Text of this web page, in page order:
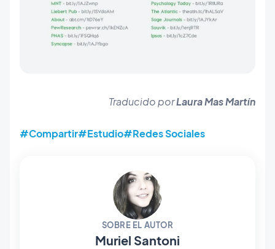
Traducido porLaura Mas Martín
#Compartir#Estudio#Redes Sociales
SOBRE EL AUTOR
Muriel Santoni